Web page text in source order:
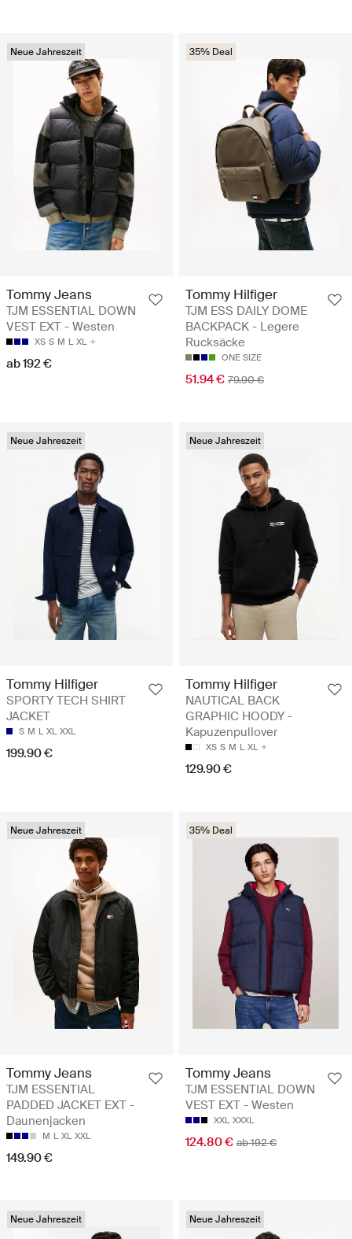
Neue Jahreszeit
Tommy Jeans
TJM ESSENTIAL DOWN
VEST EXT - Westen
XS S M L XL
ab 192 €
35% Deal
Tommy Hilfiger
TJM ESS DAILY DOME
BACKPACK - Legere
Rucksäcke
ONE SIZE
51.94 € 79.90 €
Neue Jahreszeit
Tommy Hilfiger
SPORTY TECH SHIRT
JACKET
S M L XL XXL
199.90 €
Neue Jahreszeit
Tommy Hilfiger
NAUTICAL BACK
GRAPHIC HOODY -
Kapuzenpullover
XS S M L XL
129.90 €
Neue Jahreszeit
Tommy Jeans
TJM ESSENTIAL
PADDED JACKET EXT -
Daunenjacken
M L XL XXL
149.90 €
35% Deal
Tommy Jeans
TJM ESSENTIAL DOWN
VEST EXT - Westen
XXL XXXL
124.80 € ab 192 €
Neue Jahreszeit Neue Jahreszeit